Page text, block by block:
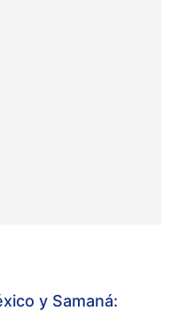
y Samaná: